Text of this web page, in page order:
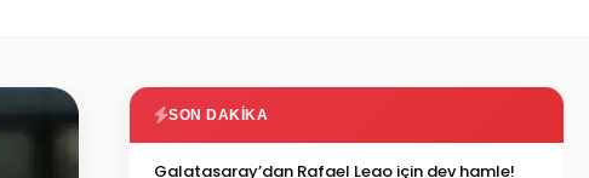
SON DAKIKA
Galatasaray’dan Rafael Leao için dev hamle!